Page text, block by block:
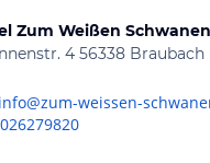
Zum Weißen Schwanen
4 56338
info@zum-weissen-
026279820